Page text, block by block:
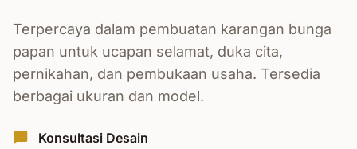
Terpercaya dalam pembuatan karangan bunga
papan untuk ucapan selamat, duka cita,
pernikahan, dan pembukaan usaha. Tersedia
berbagai ukuran dan model.
Konsultasi Desain